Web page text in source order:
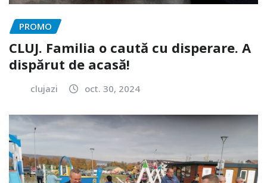
PROMO
CLUJ. Familia o caută cu disperare. A
dispărut de acasă!
clujazi oct. 30, 2024